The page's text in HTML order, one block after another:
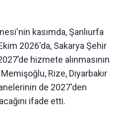
kasımda, Şanlıurfa
2026'da, Sakarya Şehir
hizmete alınmasının
Memişoğlu, Rize, Diyarbakır
de 2027'den
ifade etti.